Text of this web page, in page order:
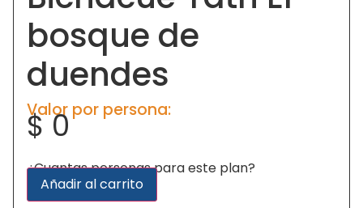
bosque de
duendes
Valor por persona:
$0
¿Cuantas personas para este plan?
Añadir al carrito
Alternative: